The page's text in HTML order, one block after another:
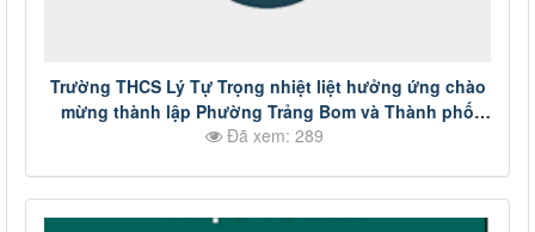
Trường THCS Lý Tự Trọng nhiệt liệt hưởng ứng chào
mừng thành lập Phường Trảng Bom và Thành phố
Đồng Nai
Đã xem: 289